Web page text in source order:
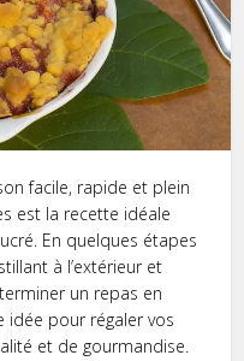
facile, rapide et plein
est la recette idéale
En quelques étapes
à l’extérieur et
un repas en
idée pour régaler vos
et de gourmandise.